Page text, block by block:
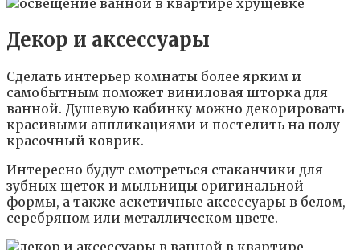
Декор и аксессуары
Сделать интерьер комнаты более ярким и
самобытным поможет виниловая шторка для
ванной. Душевую кабинку можно декорировать
красивыми аппликациями и постелить на полу
красочный коврик.
Интересно будут смотреться стаканчики для
зубных щеток и мыльницы оригинальной
формы, а также аскетичные аксессуары в белом,
серебряном или металлическом цвете.